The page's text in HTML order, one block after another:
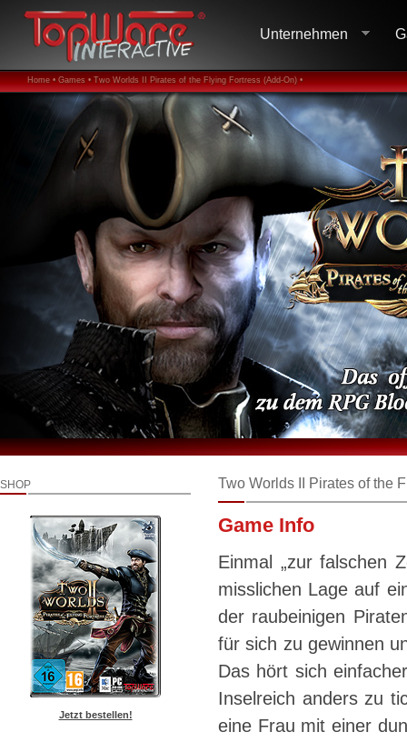
Unternehmen
Home • Games • Two Worlds II Pirates of the Flying Fortress (Add-On) •
SHOP
Jetzt bestellen!
Two Worlds II Pirates of the
Game Info
Einmal „zur falschen
misslichen Lage auf
der raubeinigen
für sich zu gewinnen
Das hört sich
Inselreich anders zu
eine Frau mit einer